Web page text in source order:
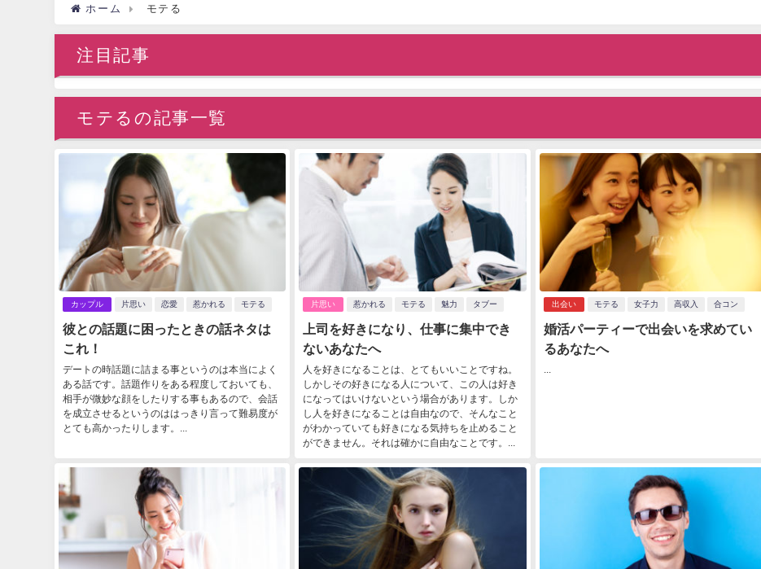
ホーム モテる
注目記事
モテるの記事一覧
カップル 片思い 恋愛 惹かれる モテる
彼との話題に困ったときの話ネタは
これ！
デートの時話題に詰まる事というのは本当によく
ある話です。話題作りをある程度しておいても、
相手が微妙な顔をしたりする事もあるので、会話
を成立させるというのははっきり言って難易度が
とても高かったりします。...
片思い 惹かれる モテる 魅力 タブー
上司を好きになり、仕事に集中でき
ないあなたへ
人を好きになることは、とてもいいことですね。
しかしその好きになる人について、この人は好き
になってはいけないという場合があります。しか
し人を好きになることは自由なので、そんなこと
がわかっていても好きになる気持ちを止めること
ができません。それは確かに自由なことです。...
出会い モテる 女子力 高収入 合コン
婚活パーティーで出会いを求めてい
るあなたへ